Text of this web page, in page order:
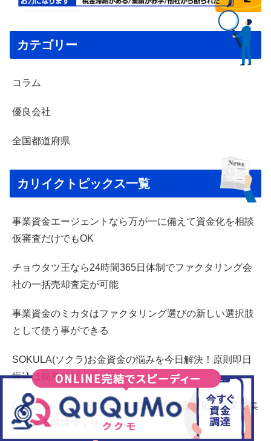
カテゴリー
コラム
優良会社
全国都道府県
カリイクトピックス一覧
事業資金エージェントなら万が一に備えて資金化を相談
仮審査だけでもOK
チョウタツ王なら24時間365日体制でファクタリング会
社の一括売却査定が可能
事業資金のミカタはファクタリング選びの新しい選択肢
として使う事ができる
SOKULA(ソクラ)お金資金の悩みを今日解決！原則即日
振込は簡単スピーディー！
GoodPlus（グッドプラス）売掛金を即資金化で本業に集
中できる環境づくり